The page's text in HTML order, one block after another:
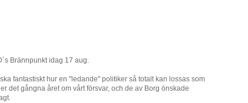
Brännpunkt idag 17 aug.
fantastiskt hur en "ledande" politiker så totalt kan lossas som
det gångna året om vårt försvar, och de av Borg önskade